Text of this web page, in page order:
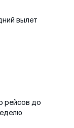
вылет
рейсов до